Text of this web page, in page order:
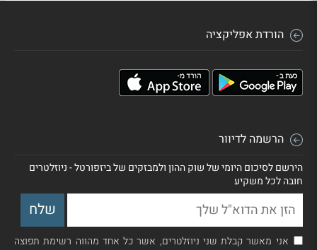
הורדת אפליקציה
הרשמה לדיוור
הירשם לסיכום היומי של שוק ההון ולמבזקים של ביזפורטל - ניוזלטרים
חובה לכל משקיע
אני מאשר קבלת שני ניוזלטרים, אשר כל אחד מהווה רשימת תפוצה